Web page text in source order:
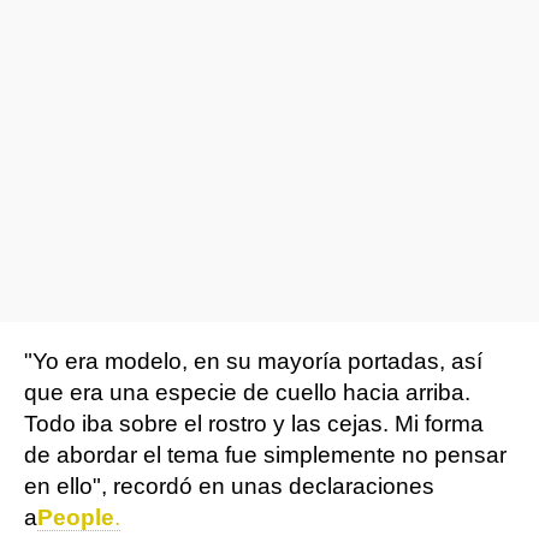
"Yo era modelo, en su mayoría portadas, así
que era una especie de cuello hacia arriba.
Todo iba sobre el rostro y las cejas. Mi forma
de abordar el tema fue simplemente no pensar
en ello", recordó en unas declaraciones
aPeople.